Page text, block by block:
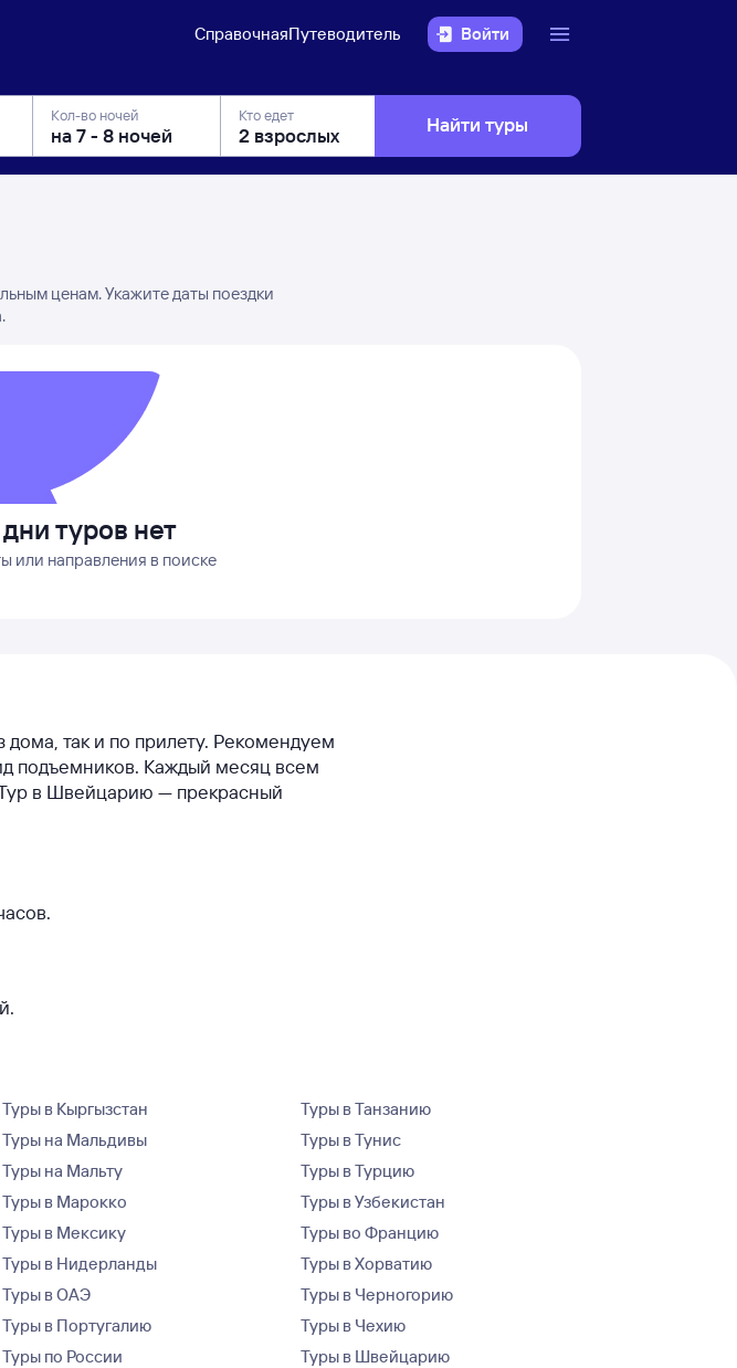
СправочнаяПутеводитель Войти
Кол-во ночей Кто едет Найти туры
ценам. Укажите даты поездки
туров нет
или направления в поиске
так и по прилету. Рекомендуем
подъемников. Каждый месяц всем
в Швейцарию — прекрасный
Туры в Кыргызстан
Туры на Мальдивы
Туры на Мальту
Туры в Марокко
Туры в Мексику
Туры в Нидерланды
Туры в ОАЭ
Туры в Португалию
Туры по России
Туры в Танзанию
Туры в Тунис
Туры в Турцию
Туры в Узбекистан
Туры во Францию
Туры в Хорватию
Туры в Черногорию
Туры в Чехию
Туры в Швейцарию